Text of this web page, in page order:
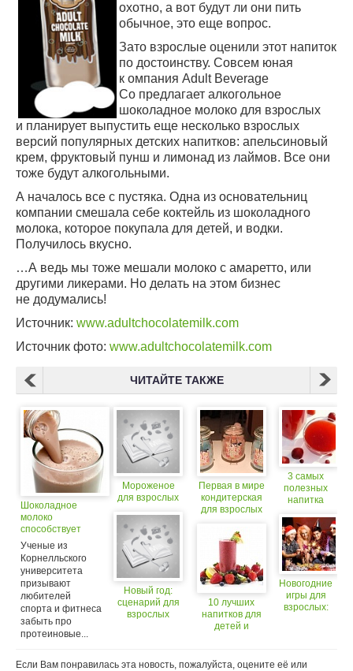
охотно, а вот будут ли они пить
обычное, это еще вопрос.
Зато взрослые оценили этот напиток
по достоинству. Совсем юная
к омпания Adult Beverage
Co предлагает алкогольное
шоколадное молоко для взрослых
и планирует выпустить еще несколько взрослых
версий популярных детских напитков: апельсиновый
крем, фруктовый пунш и лимонад из лаймов. Все они
тоже будут алкогольными.
А началось все с пустяка. Одна из основательниц
компании смешала себе коктейль из шоколадного
молока, которое покупала для детей, и водки.
Получилось вкусно.
…А ведь мы тоже мешали молоко с амаретто, или
другими ликерами. Но делать на этом бизнес
не додумались!
Источник: www.adultchocolatemilk.com
Источник фото: www.adultchocolatemilk.com
ЧИТАЙТЕ ТАКЖЕ
Шоколадное
молоко
способствует
восстановлению
после спортивных
тренировок
Ученые из
Корнелльского
университета
призывают
любителей
спорта и фитнеса
забыть про
протеиновые...
Мороженое
для взрослых
Новый год:
сценарий для
взрослых
Первая в мире
кондитерская
для взрослых
10 лучших
напитков для
детей и
3 самых
полезных
напитка
взрослых
Новогодние
игры для
взрослых:
Если Вам понравилась эта новость, пожалуйста, оцените её или